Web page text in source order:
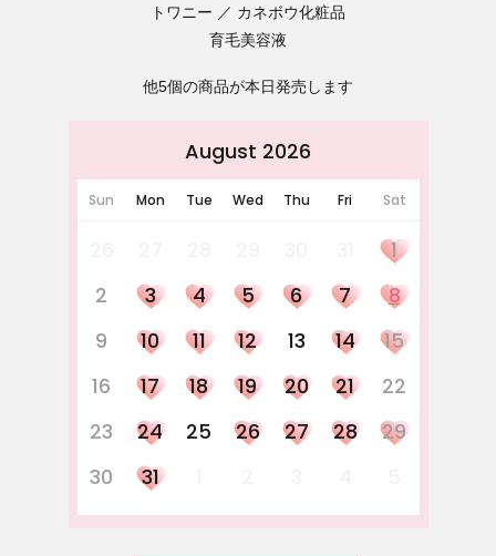
トワニー
カネボウ化粧品
育毛美容液
他5個の商品が本日発売します
August 2026
Sun Mon Tue Wed Thu Fri Sat
1
2
3 4 5 6 7
8
9
10 11 12 13 14
15
16
17 18 19 20 21
22
23
24 25 26 27 28
29
30
31